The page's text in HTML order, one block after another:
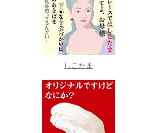
しこたま